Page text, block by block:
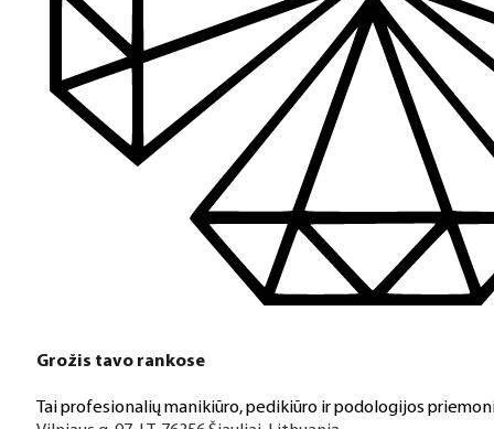
Grožis tavo rankose
Tai profesionalių manikiūro, pedikiūro ir podologijos